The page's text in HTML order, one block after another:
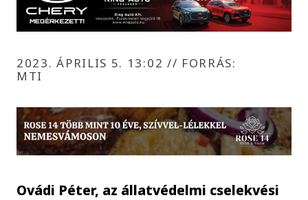
2023. ÁPRILIS 5. 13:02 // FORRÁS:
MTI
Ovádi Péter, az állatvédelmi cselekvési